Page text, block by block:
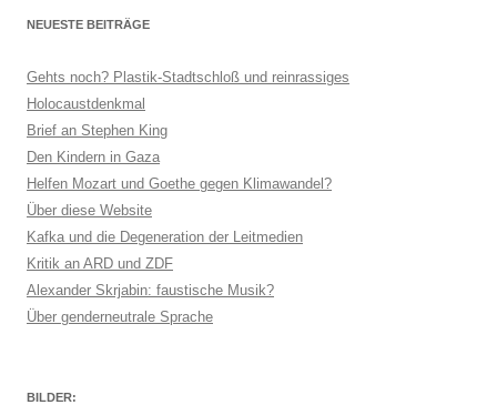
NEUESTE BEITRÄGE
Gehts noch? Plastik-Stadtschloß und reinrassiges
Holocaustdenkmal
Brief an Stephen King
Den Kindern in Gaza
Helfen Mozart und Goethe gegen Klimawandel?
Über diese Website
Kafka und die Degeneration der Leitmedien
Kritik an ARD und ZDF
Alexander Skrjabin: faustische Musik?
Über genderneutrale Sprache
BILDER: